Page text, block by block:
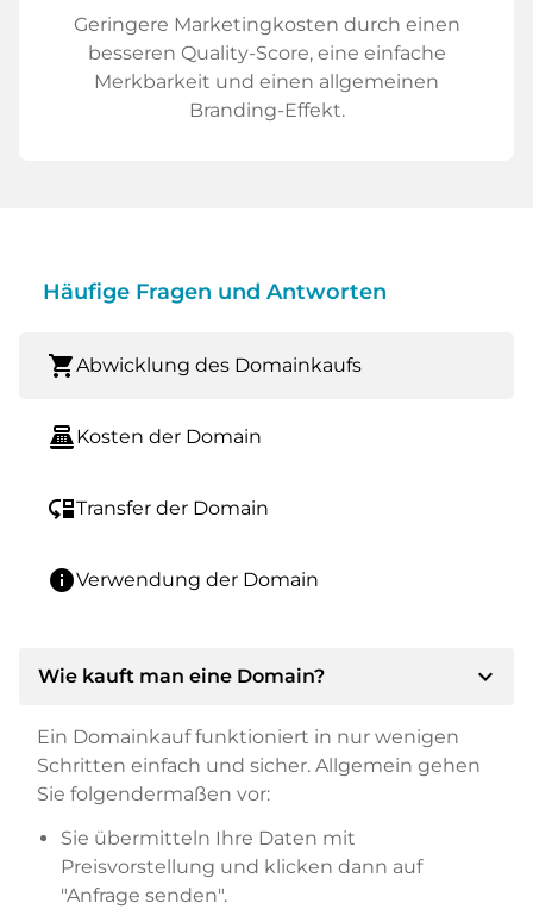
Geringere Marketingkosten durch einen
besseren Quality-Score, eine einfache
Merkbarkeit und einen allgemeinen
Branding-Effekt.
Häufige Fragen und Antworten
shopping_cartAbwicklung des Domainkaufs
point_of_saleKosten der Domain
move_downTransfer der Domain
infoVerwendung der Domain
Wie kauft man eine Domain? expand_more
Ein Domainkauf funktioniert in nur wenigen
Schritten einfach und sicher. Allgemein gehen
Sie folgendermaßen vor:
Sie übermitteln Ihre Daten mit
Preisvorstellung und klicken dann auf
"Anfrage senden".